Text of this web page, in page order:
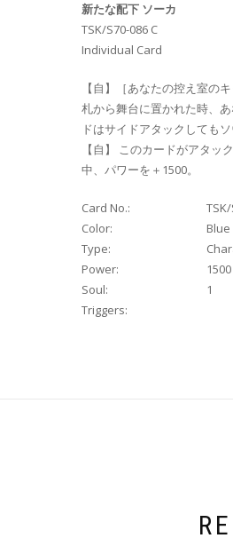
新たな配下 ソーカ
TSK/S70-086 C
Individual Card
【自】［あなたの控え室の
札から舞台に置かれた時、
ドはサイドアタックしてもソ
【自】 このカードがアタ
中、パワーを＋1500。
Card No.:
Color:
Blue
Type:
Power:
1500
Soul:
1
Triggers: